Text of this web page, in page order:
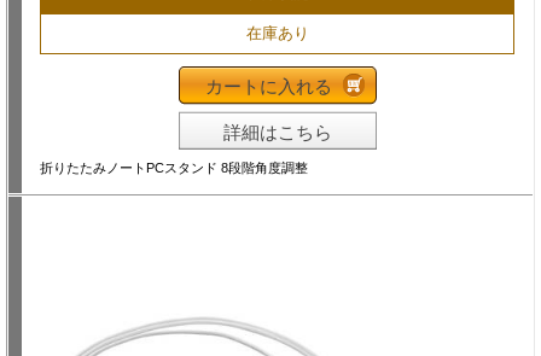
在庫あり
カートに入れる
詳細はこちら
折りたたみノートPCスタンド 8段階角度調整